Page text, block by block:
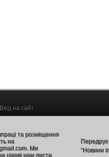
Вхід на сайт
та розміщення
на
Ми
цікаві нам листи.
Передрук
“Новини